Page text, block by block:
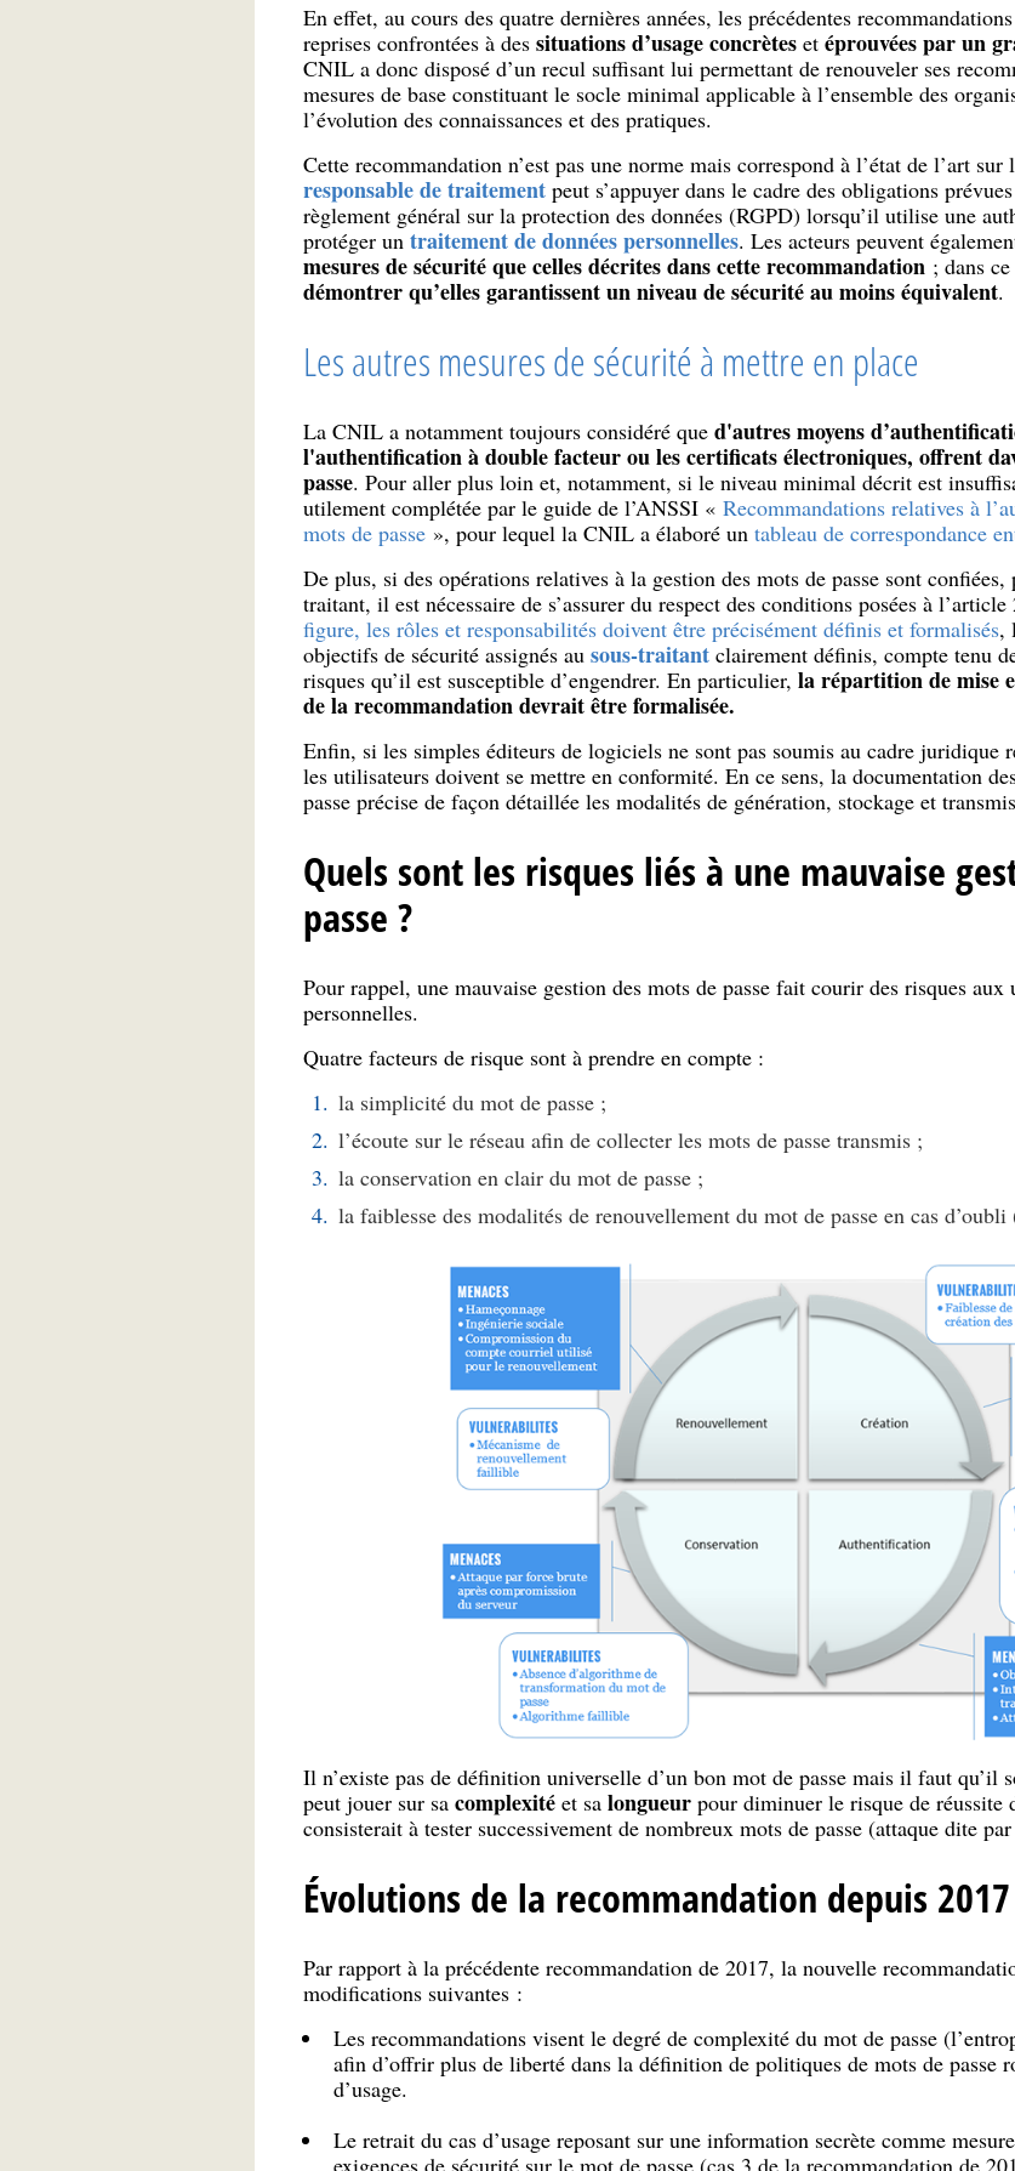
En effet, au cours des quatre dernières années, les précédentes
reprises confrontées à des situations d’usage concrèteset éprouvées par un
CNIL a donc disposé d’un recul suffisant lui permettant de renouveler ses
mesures de base constituant le socle minimal applicable à l’ensemble des
l’évolution des connaissances et des pratiques.
Cette recommandation n’est pas une norme mais correspond à l’état de l’art sur
responsable de traitementpeut s’appuyer dans le cadre des obligations
règlement général sur la protection des données (RGPD) lorsqu’il utilise une
protéger un traitement de données personnelles. Les acteurs peuvent
mesures de sécurité que celles décrites dans cette recommandation ; dans
démontrer qu’elles garantissent un niveau de sécurité au moins équivalent.
Les autres mesures de sécurité à mettre en place
La CNIL a notamment toujours considéré que d'autres moyens
l'authentification à double facteur ou les certificats électroniques, offrent
passe. Pour aller plus loin et, notamment, si le niveau minimal décrit est
utilement complétée par le guide de l’ANSSI « Recommandations relatives à
mots de passe», pour lequel la CNIL a élaboré un tableau de correspondance
De plus, si des opérations relatives à la gestion des mots de passe sont
traitant, il est nécessaire de s’assurer du respect des conditions posées à
figure, les rôles et responsabilités doivent être précisément définis et formalisés,
objectifs de sécurité assignés au sous-traitantclairement définis, compte tenu
risques qu’il est susceptible d’engendrer. En particulier, la répartition de mise
de la recommandation devrait être formalisée.
Enfin, si les simples éditeurs de logiciels ne sont pas soumis au cadre juridique
les utilisateurs doivent se mettre en conformité. En ce sens, la documentation
passe précise de façon détaillée les modalités de génération, stockage et
Quels sont les risques liés à une mauvaise
passe ?
Pour rappel, une mauvaise gestion des mots de passe fait courir des risques
personnelles.
Quatre facteurs de risque sont à prendre en compte :
la simplicité du mot de passe ;
l’écoute sur le réseau afin de collecter les mots de passe transmis ;
la conservation en clair du mot de passe ;
la faiblesse des modalités de renouvellement du mot de passe en cas d’oubli
Il n’existe pas de définition universelle d’un bon mot de passe mais il faut
peut jouer sur sa complexitéet sa longueurpour diminuer le risque de réussite
consisterait à tester successivement de nombreux mots de passe (attaque dite par
Évolutions de la recommandation depuis 2017
Par rapport à la précédente recommandation de 2017, la nouvelle
modifications suivantes :
Les recommandations visent le degré de complexité du mot de passe
afin d’offrir plus de liberté dans la définition de politiques de mots de passe
d’usage.
Le retrait du cas d’usage reposant sur une information secrète comme
exigences de sécurité sur le mot de passe (cas 3 de la recommandation de